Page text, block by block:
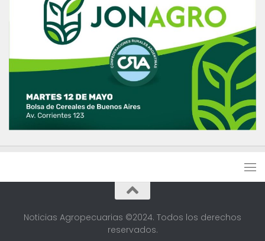
Noticias Agropecuarias ©2024. Todos los derechos
reservados.